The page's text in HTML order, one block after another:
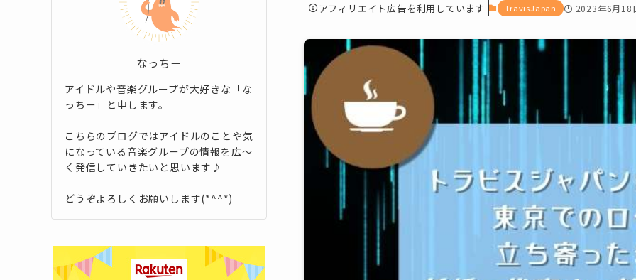
アフィリエイト広告を利用しています TravisJapan 2023年6月18
なっちー
アイドルや音楽グループが大好きな「な
っちー」と申します。
こちらのブログではアイドルのことや気
になっている音楽グループの情報を広～
く発信していきたいと思います♪
どうぞよろしくお願いします(*^^*)